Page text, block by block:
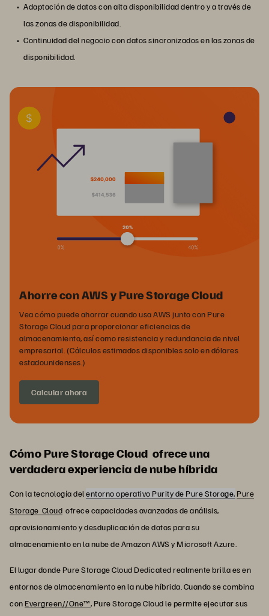
Adaptación de datos con alta disponibilidad dentro y a través de
las zonas de disponibilidad.
Continuidad del negocio con datos sincronizados en las zonas de
disponibilidad.
Ahorre con AWS y Pure Storage Cloud
Vea cómo puede ahorrar cuando usa AWS junto con Pure
Storage Cloud para proporcionar eficiencias de
almacenamiento, así como resistencia y redundancia de nivel
empresarial. (Cálculos estimados disponibles solo en dólares
estadounidenses.)
Calcular ahora
Cómo Pure Storage Cloud ofrece una
verdadera experiencia de nube híbrida
Con la tecnología delentorno operativo Purity de Pure Storage,Pure
Storage Cloud ofrece capacidades avanzadas de análisis,
aprovisionamiento y desduplicación de datos para su
almacenamiento en la nube de Amazon AWS y Microsoft Azure.
El lugar donde Pure Storage Cloud Dedicated realmente brilla es en
entornos de almacenamiento en la nube híbrida. Cuando se combina
conEvergreen//One™, Pure Storage Cloud le permite ejecutar sus